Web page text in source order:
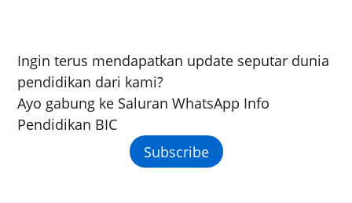
Ingin terus mendapatkan update seputar dunia
pendidikan dari kami?
Ayo gabung ke Saluran WhatsApp Info
Pendidikan BIC
Subscribe